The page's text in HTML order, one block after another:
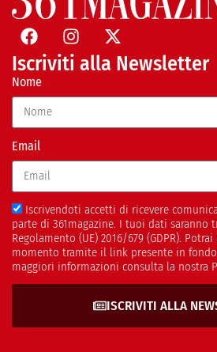
Iscriviti alla Newsletter
Nome
Email
Iscrivendoti accetti di ricevere
parte di 361magazine. I tuoi dati
Regolamento (UE) 2016/679 (GDPR).
momento tramite il link presente in
maggiori informazioni consulta la nostra
ISCRIVITI ALLA